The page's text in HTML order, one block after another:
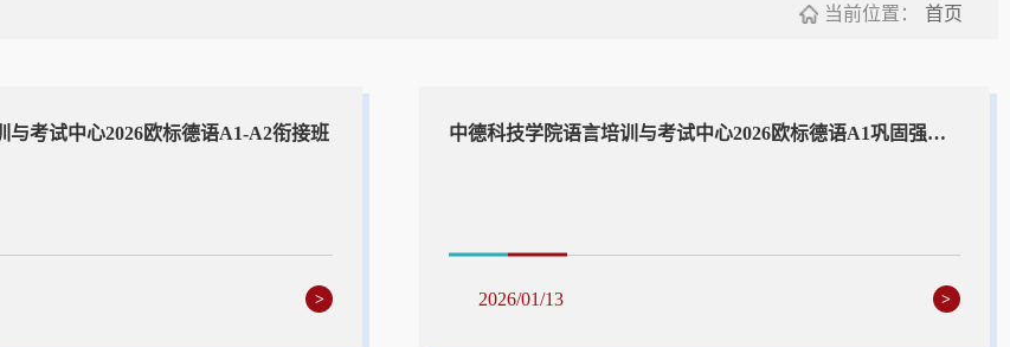
当前位置： 首页
与考试中心2026欧标德语A1-A2衔接班
>
中德科技学院语言培训与考试中心2026欧标德语A1巩固强化班
2026/01/13 >